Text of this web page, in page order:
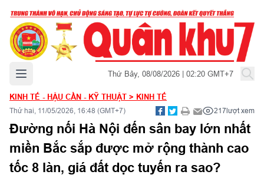
Mở menu chính Thứ Bảy, 08/08/2026 | 02:20 GMT+7
KINH TẾ - HẬU CẦN - KỸ THUẬT > KINH TẾ
Thứ hai, 11/05/2026, 16:48 (GMT+7) 217lượt xem
Đường nối Hà Nội đến sân bay lớn nhất
miền Bắc sắp được mở rộng thành cao
tốc 8 làn, giá đất dọc tuyến ra sao?